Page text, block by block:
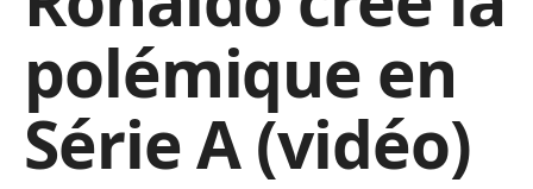
polémique en
Série A (vidéo)